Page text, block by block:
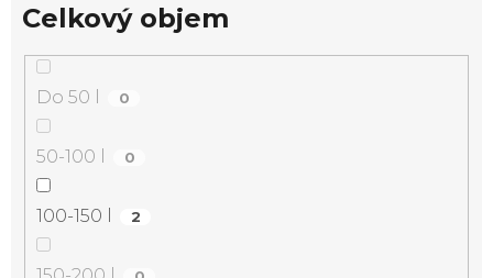
Celkový objem
Do 50 l 0
50-100 l 0
100-150 l 2